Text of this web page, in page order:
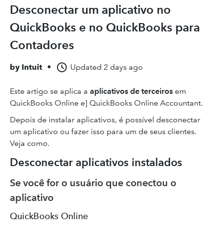
Desconectar um aplicativo no
QuickBooks e no QuickBooks para
Contadores
by Intuit • Updated 2 days ago
Este artigo se aplica a aplicativos de terceiros em
QuickBooks Online e] QuickBooks Online Accountant.
Depois de instalar aplicativos, é possível desconectar
um aplicativo ou fazer isso para um de seus clientes.
Veja como.
Desconectar aplicativos instalados
Se você for o usuário que conectou o
aplicativo
QuickBooks Online